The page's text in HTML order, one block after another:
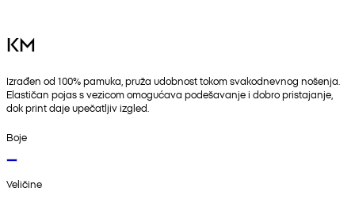
KM
Izrađen od 100% pamuka, pruža udobnost tokom svakodnevnog nošenja.
Elastičan pojas s vezicom omogućava podešavanje i dobro pristajanje,
dok print daje upečatljiv izgled.
Boje
Veličine